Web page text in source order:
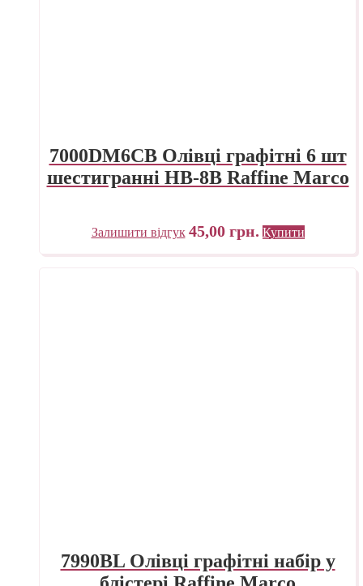
7000DM6CB Олівці графітні 6 шт
шестигранні HB-8B Raffine Marco
Залишити відгук 45,00 грн. Купити
7990BL Олівці графітні набір у